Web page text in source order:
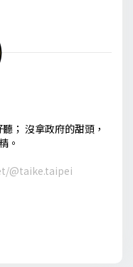
； 沒拿政府的甜頭，
。
@taike.taipei